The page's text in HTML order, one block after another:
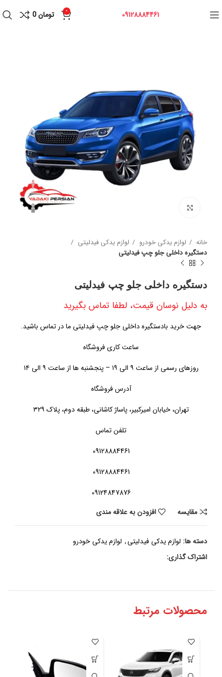
09128884461
0 تومان0
خانه لوازم یدکی خودرو
لوازم یدکی فیدلیتی
دستگیره داخلی جلو چپ فیدلیتی
دستگیره داخلی جلو چپ فیدلیتی
به دلیل نوسان قیمت، لطفا تماس بگیرید
جهت خرید بادستگیره داخلی جلو چپ فیدلیتی ما در تماس باشید.
ساعت کاری فروشگاه
روزهای رسمی از ساعت ۹ الی ۱۹ – پنجشنبه ها از ساعت ۹ الی ۱۴
آدرس فروشگاه
تهران، خیابان امیرکبیر، پاساژ کاشانی، طبقه دوم، پلاک ۳۲۹
تلفن تماس
09128884461
09128884461
09124847876
مقايسه
افزودن به علاقه مندی
دسته ها: لوازم یدکی فیدلیتی, لوازم یدکی خودرو
اشتراک گذاری:
محصولات مرتبط